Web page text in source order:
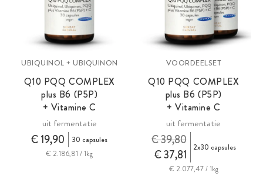
UBIQUINOL + UBIQUINON
Q10 PQQ COMPLEX
plus B6 (P5P)
+ Vitamine C
uit fermentatie
€ 19,90
30 capsules
€ 2.186,81 / 1kg
VOORDEELSET
Q10 PQQ COMPLEX
plus B6 (P5P)
+ Vitamine C
uit fermentatie
€ 37,81
€ 39,80 2x30 capsules
€ 2.077,47 / 1kg